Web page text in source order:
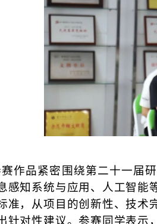
作品紧密围绕第二十一届
感知系统与应用、人工智
准，从项目的创新性、技术
针对性建议。参赛同学表